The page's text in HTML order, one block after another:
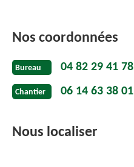
Nos coordonnées
Bureau 04 82 29 41 78
Chantier 06 14 63 38 01
Nous localiser